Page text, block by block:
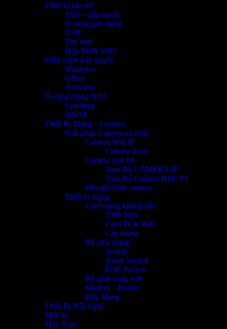
Thiết bị lưu trữ
SSD – gắn ngoài
Ổ cứng gắn ngoài
USB
Thẻ nhớ
Hộp BOX SSD
Phần mềm bản quyền
Windows
Office
Antivirus
Ổ cứng mạng NAS
Synology
QNAP
Thiết Bị Mạng – Camera
Giải pháp Camera an ninh
Camera Wifi IP
Camera Imou
Camera trọn bộ
Trọn Bộ CAMERA IP
Trọn Bộ Camera HDCVI
Đầu ghi hình camera
Thiết bị mạng
Card mạng không dây
USB Wifi
Card PCIe Wifi
Cáp mạng
Bộ chia mạng
Switch
Smart Switch
POE Switch
Bộ phát sóng wifi
Modem – Router
Dây Mạng
Thiết Bị Hội Nghị
Máy In
Máy Scan